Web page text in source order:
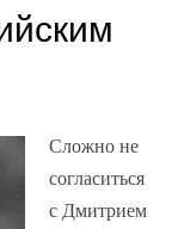
Сложно не
согласиться
с Дмитрием